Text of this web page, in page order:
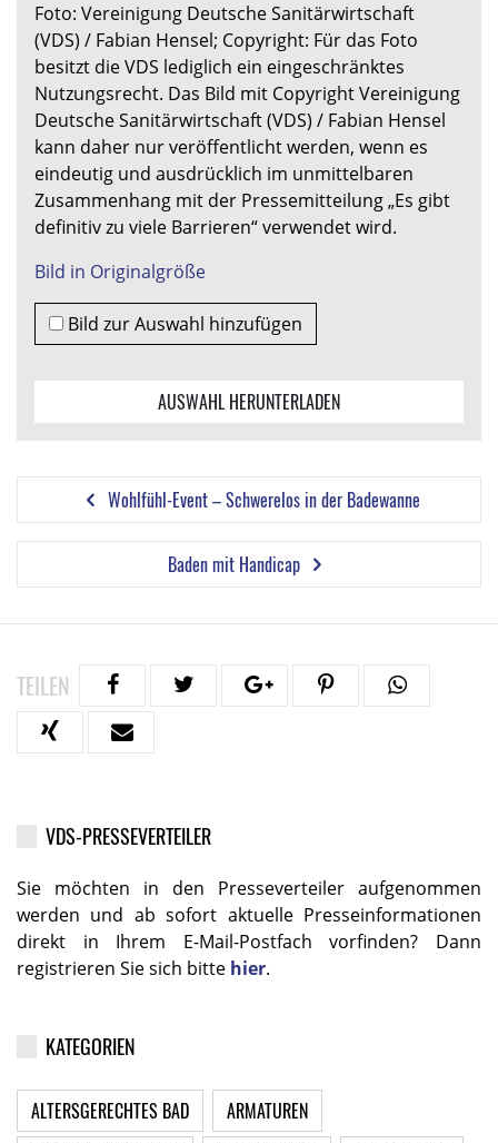
Foto: Vereinigung Deutsche Sanitärwirtschaft
(VDS) / Fabian Hensel; Copyright: Für das Foto
besitzt die VDS lediglich ein eingeschränktes
Nutzungsrecht. Das Bild mit Copyright Vereinigung
Deutsche Sanitärwirtschaft (VDS) / Fabian Hensel
kann daher nur veröffentlicht werden, wenn es
eindeutig und ausdrücklich im unmittelbaren
Zusammenhang mit der Pressemitteilung „Es gibt
definitiv zu viele Barrieren“ verwendet wird.
Bild in Originalgröße
Bild zur Auswahl hinzufügen
AUSWAHL HERUNTERLADEN
Wohlfühl-Event – Schwerelos in der Badewanne
Baden mit Handicap
TEILEN
VDS-PRESSEVERTEILER
Sie möchten in den Presseverteiler aufgenommen
werden und ab sofort aktuelle Presseinformationen
direkt in Ihrem E-Mail-Postfach vorfinden? Dann
registrieren Sie sich bitte hier.
KATEGORIEN
ALTERSGERECHTES BAD
ARMATUREN